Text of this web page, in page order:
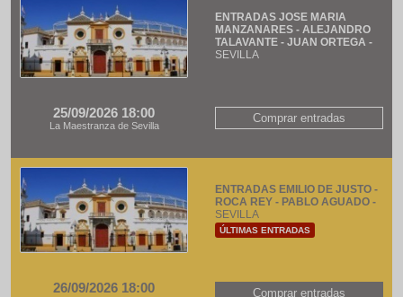
ENTRADAS JOSE MARIA
MANZANARES - ALEJANDRO
TALAVANTE - JUAN ORTEGA -
SEVILLA
25/09/2026 18:00
La Maestranza de Sevilla
Comprar entradas
ENTRADAS EMILIO DE JUSTO -
ROCA REY - PABLO AGUADO -
SEVILLA
ÚLTIMAS ENTRADAS
26/09/2026 18:00 Comprar entradas